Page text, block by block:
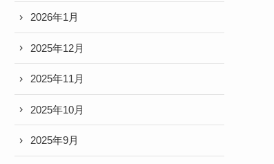
2026年1月
2025年12月
2025年11月
2025年10月
2025年9月